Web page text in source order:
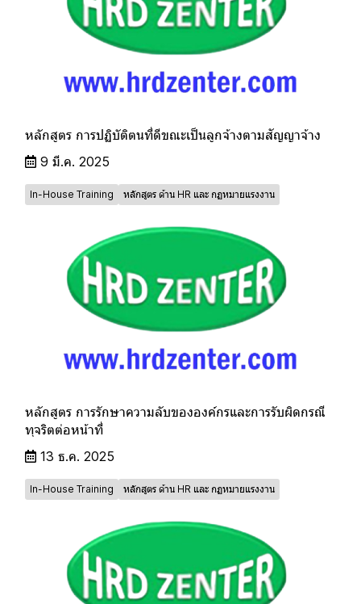
หลักสูตร การปฏิบัติตนที่ดีขณะเป็นลูกจ้างตามสัญญาจ้าง
9 มี.ค. 2025
In-House Training หลักสูตร ด้าน HR และ กฏหมายแรงงาน
หลักสูตร การรักษาความลับขององค์กรและการรับผิดกรณี
ทุจริตต่อหน้าที่
13 ธ.ค. 2025
In-House Training หลักสูตร ด้าน HR และ กฏหมายแรงงาน